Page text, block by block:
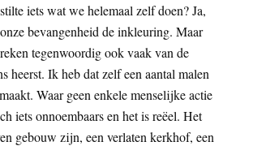
iets wat we helemaal zelf doen? Ja,
bevangenheid de inkleuring. Maar
tegenwoordig ook vaak van de
heerst. Ik heb dat zelf een aantal malen
Waar geen enkele menselijke actie
iets onnoembaars en het is reëel. Het
gebouw zijn, een verlaten kerkhof, een